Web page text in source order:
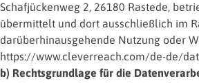
Schafjückenweg 2, 26180 Rastede,
übermittelt und dort ausschließlich im
darüberhinausgehende Nutzung oder
https://www.cleverreach.com/de-de/
b) Rechtsgrundlage für die